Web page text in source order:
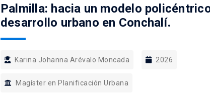
Palmilla: hacia un modelo
desarrollo urbano en Conchalí.
Karina Johanna Arévalo Moncada 2026
Magíster en Planificación Urbana